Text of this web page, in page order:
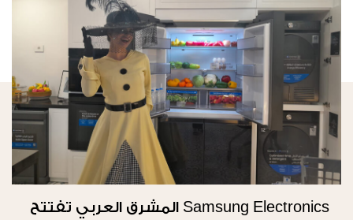
Samsung Electronics المشرق العربي تفتتح